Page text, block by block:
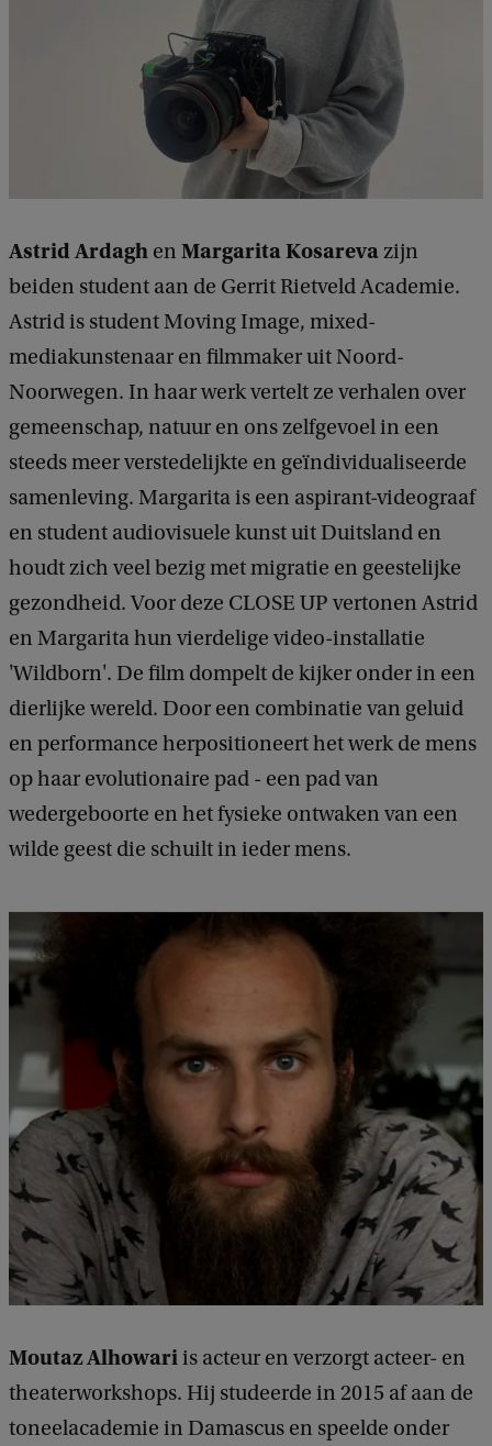
Astrid Ardagh en Margarita Kosarevazijn
beiden student aan de Gerrit Rietveld Academie.
Astrid is student Moving Image, mixed-
mediakunstenaar en filmmaker uit Noord-
Noorwegen. In haar werk vertelt ze verhalen over
gemeenschap, natuur en ons zelfgevoel in een
steeds meer verstedelijkte en geïndividualiseerde
samenleving. Margarita is een aspirant-videograaf
en student audiovisuele kunst uit Duitsland en
houdt zich veel bezig met migratie en geestelijke
gezondheid. Voor deze CLOSE UP vertonen Astrid
en Margarita hun vierdelige video-installatie
'Wildborn'. De film dompelt de kijker onder in een
dierlijke wereld. Door een combinatie van geluid
en performance herpositioneert het werk de mens
op haar evolutionaire pad - een pad van
wedergeboorte en het fysieke ontwaken van een
wilde geest die schuilt in ieder mens.
Moutaz Alhowari is acteur en verzorgt acteer- en
theaterworkshops. Hij studeerde in 2015 af aan de
toneelacademie in Damascus en speelde onder